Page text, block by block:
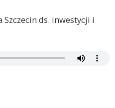
Szczecin ds. inwestycji i